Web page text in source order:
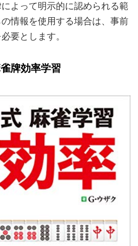
よって明示的に認められる範
情報を使用する場合は、事前
要とします。
牌効率学習